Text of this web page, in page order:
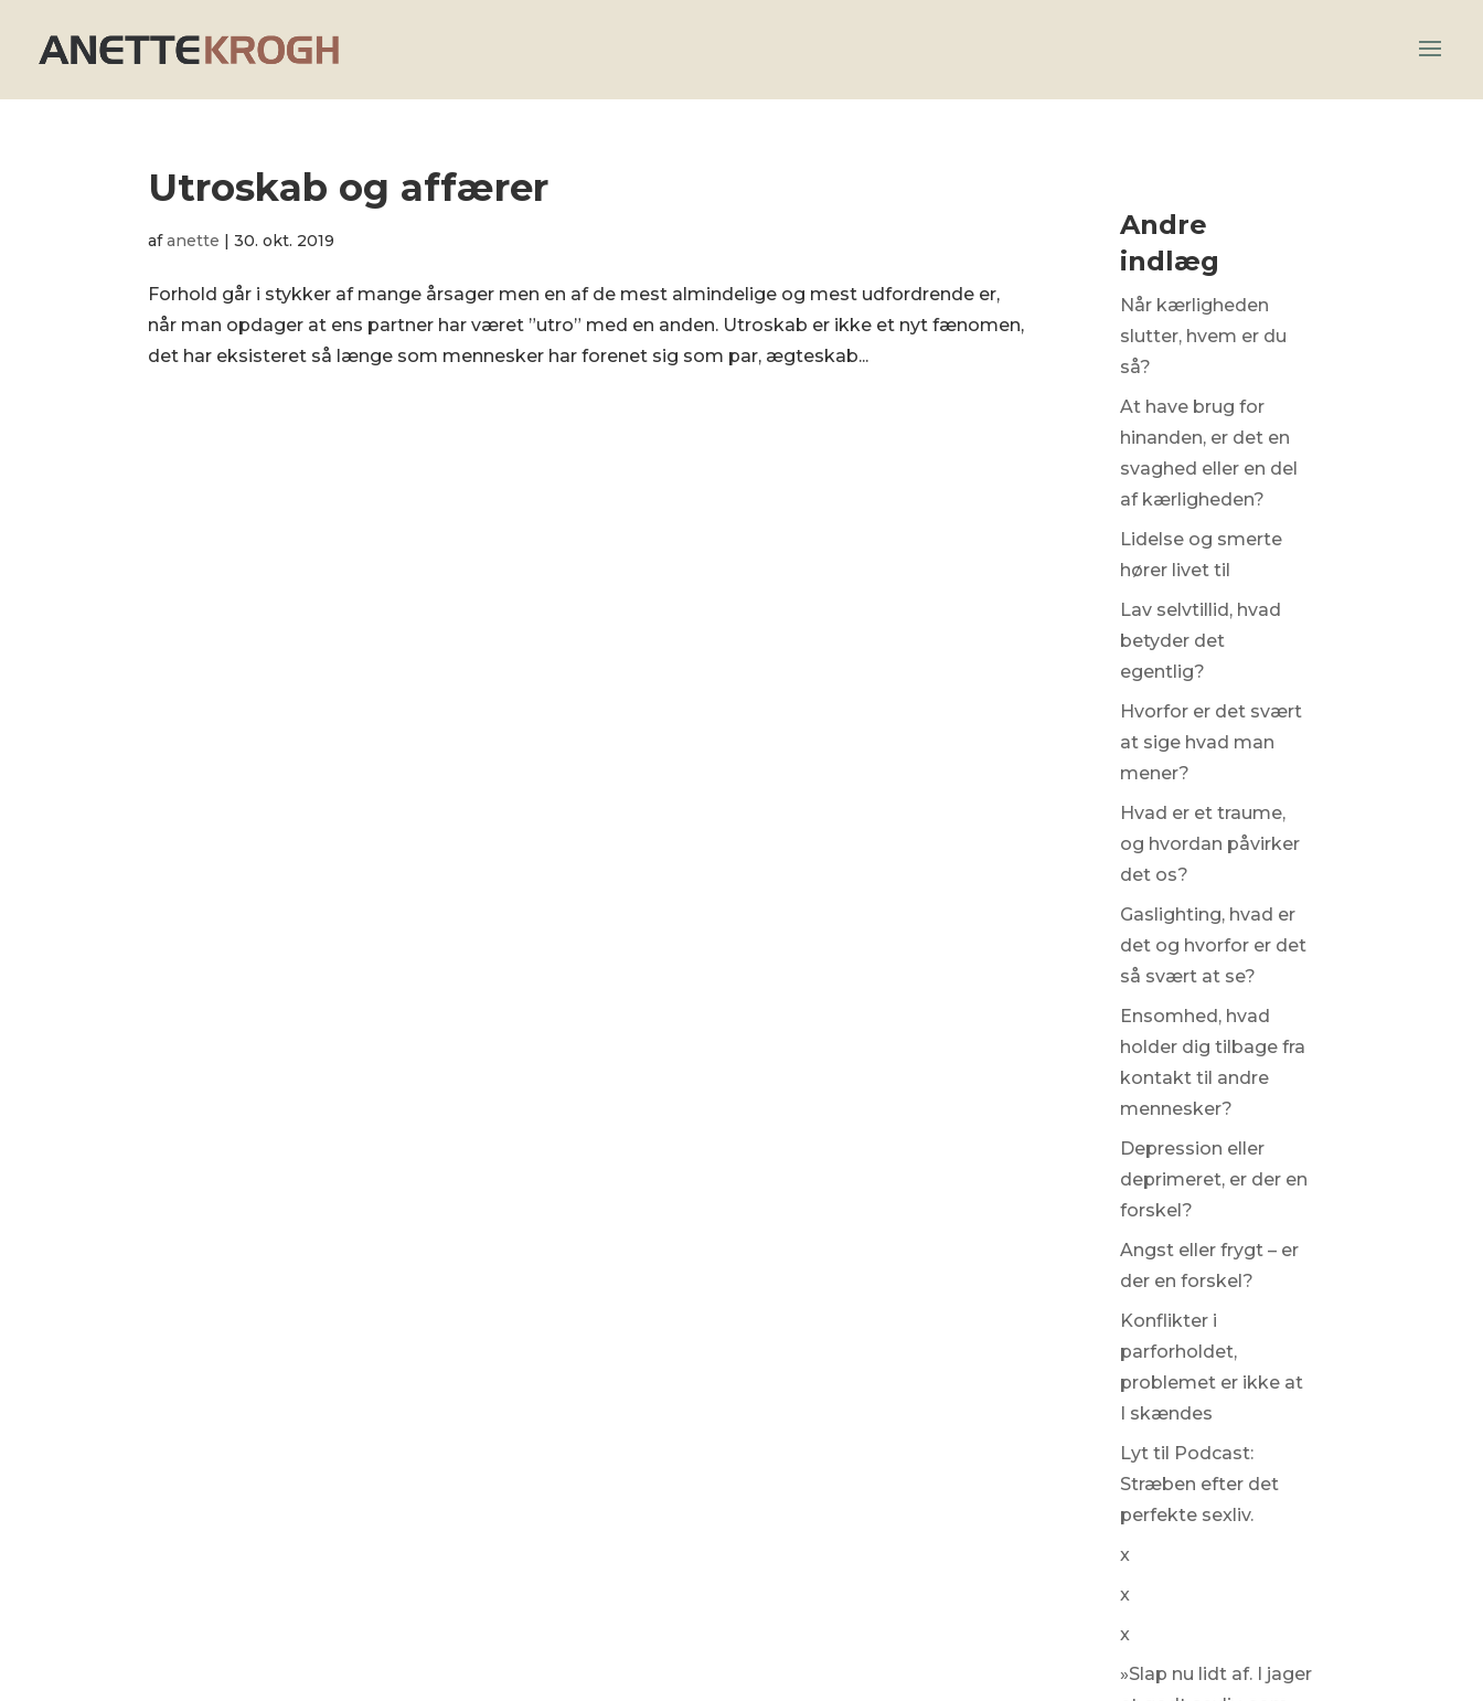
Utroskab og affærer
afanette |30. okt. 2019
Forhold går i stykker af mange årsager men en af de mest almindelige og mest udfordrende er,
når man opdager at ens partner har været ”utro” med en anden. Utroskab er ikke et nyt fænomen,
det har eksisteret så længe som mennesker har forenet sig som par, ægteskab...
Andre
indlæg
Når kærligheden
slutter, hvem er du
så?
At have brug for
hinanden, er det en
svaghed eller en del
af kærligheden?
Lidelse og smerte
hører livet til
Lav selvtillid, hvad
betyder det
egentlig?
Hvorfor er det svært
at sige hvad man
mener?
Hvad er et traume,
og hvordan påvirker
det os?
Gaslighting, hvad er
det og hvorfor er det
så svært at se?
Ensomhed, hvad
holder dig tilbage fra
kontakt til andre
mennesker?
Depression eller
deprimeret, er der en
forskel?
Angst eller frygt – er
der en forskel?
Konflikter i
parforholdet,
problemet er ikke at
I skændes
Lyt til Podcast:
Stræben efter det
perfekte sexliv.
x
x
x
»Slap nu lidt af. I jager